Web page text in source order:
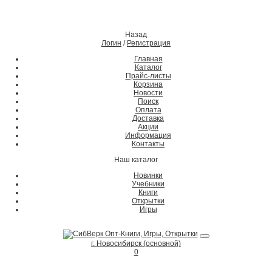
Назад
Логин / Регистрация
Главная
Каталог
Прайс-листы
Корзина
Новости
Поиск
Оплата
Доставка
Акции
Информация
Контакты
Наш каталог
Новинки
Учебники
Книги
Открытки
Игры
г. Новосибирск (основной)
0